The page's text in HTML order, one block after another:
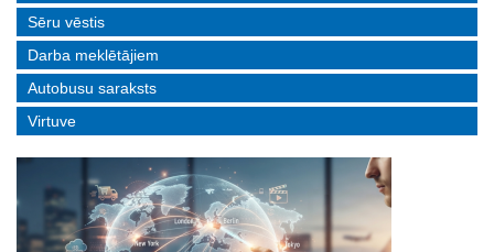
Sēru vēstis
Darba meklētājiem
Autobusu saraksts
Virtuve